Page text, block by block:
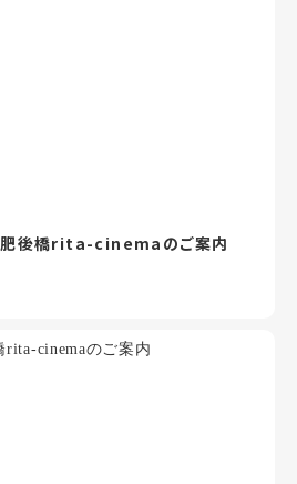
肥後橋rita-cinemaのご案内